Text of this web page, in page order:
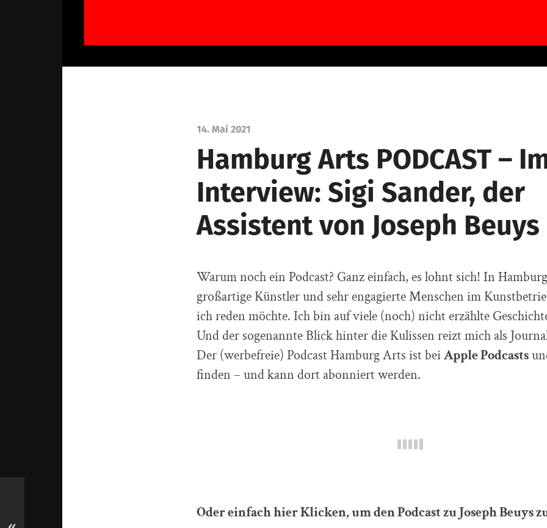
14. Mai 2021
Hamburg Arts PODCAST –
Interview: Sigi Sander, der
Assistent von Joseph Beuys
Warum noch ein Podcast? Ganz einfach, es lohnt sich! In
großartige Künstler und sehr engagierte Menschen im
ich reden möchte. Ich bin auf viele (noch) nicht erzählte
Und der sogenannte Blick hinter die Kulissen reizt mich als
Der (werbefreie) Podcast Hamburg Arts ist beiApple Podcasts
finden – und kann dort abonniert werden.
Oder einfach hier Klicken, um den Podcast zu Joseph Beuys